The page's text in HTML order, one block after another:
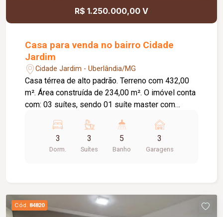
R$ 1.250.000,00 V
Casa para venda no bairro Cidade
Jardim
Cidade Jardim - Uberlândia/MG
Casa térrea de alto padrão. Terreno com 432,00
m². Área construída de 234,00 m². O imóvel conta
com: 03 suítes, sendo 01 suíte master com
inverno; Cozinha ampla e funcional; Área gourmet
com banheiro de apoio e depósito; Piscina
aquecida; Academia privativa; Lavanderia
Carregador para veículo elétrico; Portões
eletrônicos; Sistema de alarme com câmeras de
3
Dorm.
3
Suítes
5
Banho
3
Garagens
Cód. 84820